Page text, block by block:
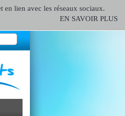
en lien avec les réseaux sociaux.
EN SAVOIR PLUS